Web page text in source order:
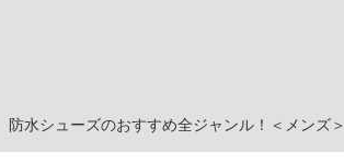
防水シューズのおすすめ全ジャンル！＜メンズ＞